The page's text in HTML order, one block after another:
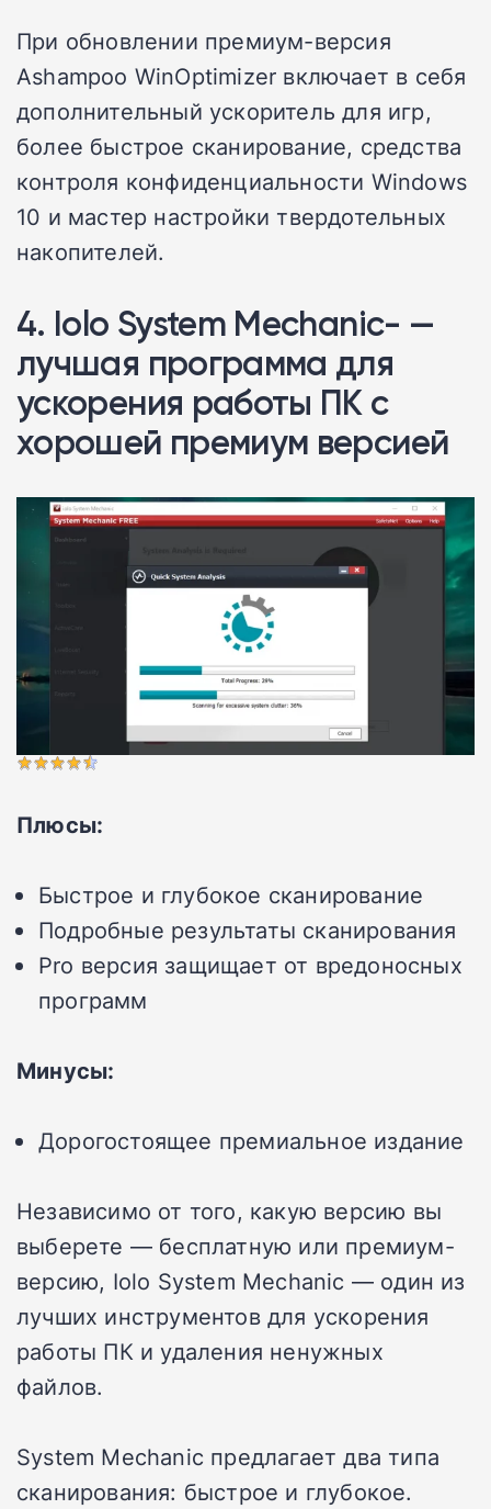
При обновлении премиум-версия
Ashampoo WinOptimizer включает в себя
дополнительный ускоритель для игр,
более быстрое сканирование, средства
контроля конфиденциальности Windows
10 и мастер настройки твердотельных
накопителей.
4. Iolo System Mechanic- —
лучшая программа для
ускорения работы ПК с
хорошей премиум версией
Плюсы:
Быстрое и глубокое сканирование
Подробные результаты сканирования
Pro версия защищает от вредоносных
программ
Минусы:
Дорогостоящее премиальное издание
Независимо от того, какую версию вы
выберете — бесплатную или премиум-
версию, Iolo System Mechanic — один из
лучших инструментов для ускорения
работы ПК и удаления ненужных
файлов.
System Mechanic предлагает два типа
сканирования: быстрое и глубокое.